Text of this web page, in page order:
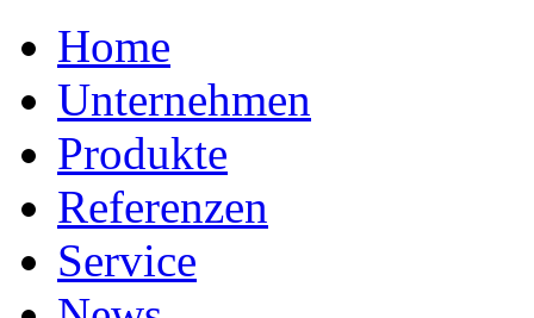
Home
Unternehmen
Produkte
Referenzen
Service